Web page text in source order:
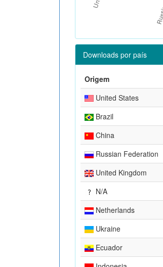
Downloads por país
Origem
United States
Brazil
China
Russian Federation
United Kingdom
N/A
Netherlands
Ukraine
Ecuador